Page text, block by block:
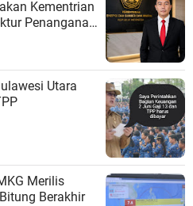
Kementrian
Penanganan
Utara
Merilis
Berakhir